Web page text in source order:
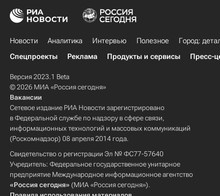
Новости Аналитика Интервью Полезное
Город:
Спецпроекты
Реклама Продукты и сервисы Пресс-
Версия 2023.1 Beta
© 2026 МИА «Россия сегодня»
Вакансии
Сетевое издание РИА Новости зарегистрировано
в Федеральной службе по надзору в сфере связи,
информационных технологий и массовых коммуникаций
(Роскомнадзор) 08 апреля 2014 года.
Свидетельство о регистрации Эл № ФС77-57640
Учредитель: Федеральное государственное унитарное
предприятие Международное информационное агентство
«Россия сегодня» (МИА «Россия сегодня»).